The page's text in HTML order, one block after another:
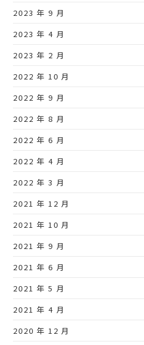
2023 年 9 月
2023 年 4 月
2023 年 2 月
2022 年 10 月
2022 年 9 月
2022 年 8 月
2022 年 6 月
2022 年 4 月
2022 年 3 月
2021 年 12 月
2021 年 10 月
2021 年 9 月
2021 年 6 月
2021 年 5 月
2021 年 4 月
2020 年 12 月